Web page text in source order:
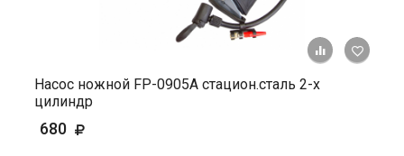
+ К
Насос ножной FP-0905А стацион.сталь 2-х
цилиндр
680